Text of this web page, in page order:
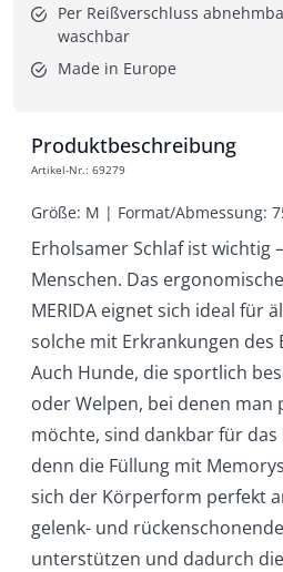
Per Reißverschluss
waschbar
Made in Europe
Produktbeschreibung
Artikel-Nr.: 69279
Größe: M | Format/Abmessung:
Erholsamer Schlaf ist wichtig
Menschen. Das
MERIDA eignet sich ideal für
solche mit Erkrankungen des
Auch Hunde, die sportlich
oder Welpen, bei denen man
möchte, sind dankbar für
denn die Füllung mit
sich der Körperform perfekt
gelenk- und
unterstützen und dadurch